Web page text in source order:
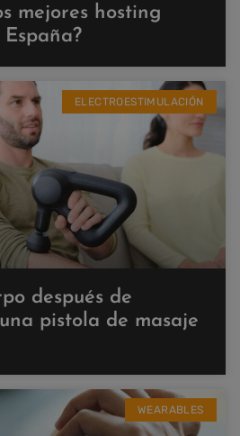
mejores hosting
ELECTROESTIMULACIÓN
después de
pistola de masaje
WEARABLES